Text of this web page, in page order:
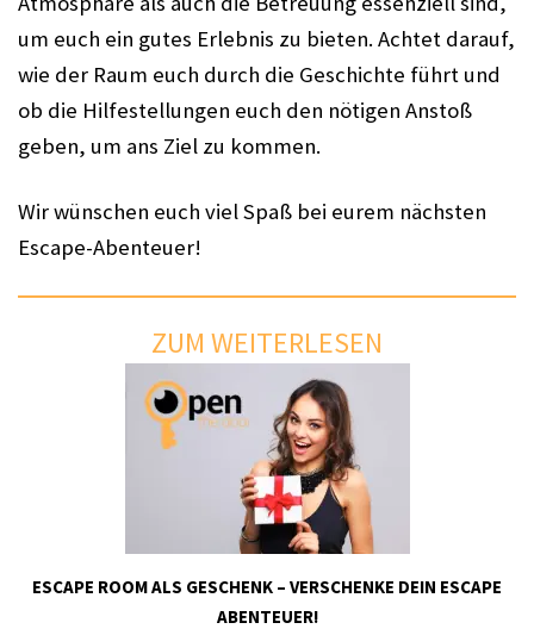
um euch ein gutes Erlebnis zu bieten. Achtet darauf,
wie der Raum euch durch die Geschichte führt und
ob die Hilfestellungen euch den nötigen Anstoß
geben, um ans Ziel zu kommen.
Wir wünschen euch viel Spaß bei eurem nächsten
Escape-Abenteuer!
ZUM WEITERLESEN
ESCAPE ROOM ALS GESCHENK – VERSCHENKE DEIN ESCAPE
ABENTEUER!